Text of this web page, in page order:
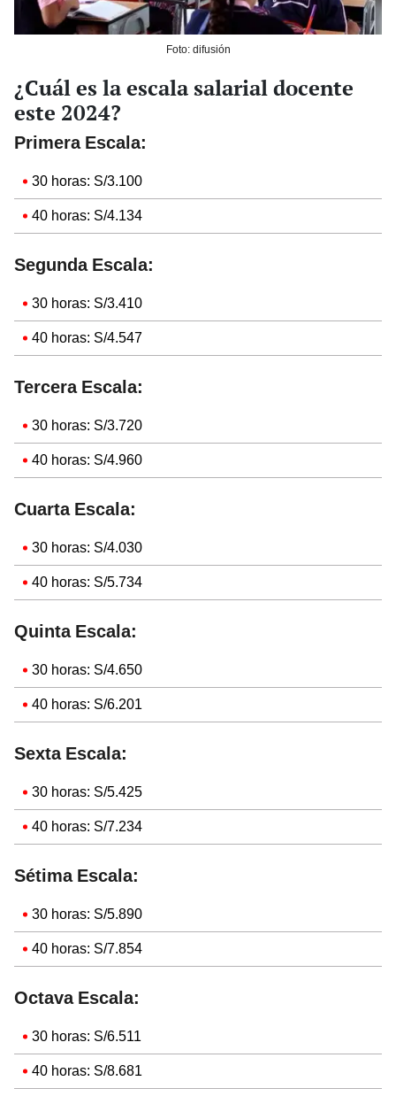
Foto: difusión
¿Cuál es la escala salarial docente
este 2024?
Primera Escala:
30 horas: S/3.100
40 horas: S/4.134
Segunda Escala:
30 horas: S/3.410
40 horas: S/4.547
Tercera Escala:
30 horas: S/3.720
40 horas: S/4.960
Cuarta Escala:
30 horas: S/4.030
40 horas: S/5.734
Quinta Escala:
30 horas: S/4.650
40 horas: S/6.201
Sexta Escala:
30 horas: S/5.425
40 horas: S/7.234
Sétima Escala:
30 horas: S/5.890
40 horas: S/7.854
Octava Escala:
30 horas: S/6.511
40 horas: S/8.681